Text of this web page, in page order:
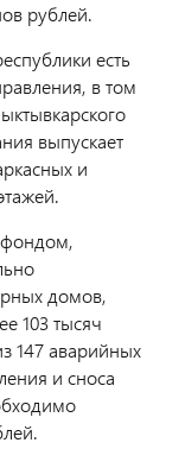
рублей.
есть
в том
выпускает
и
фондом,
домов,
103 тысяч
147 аварийных
и сноса